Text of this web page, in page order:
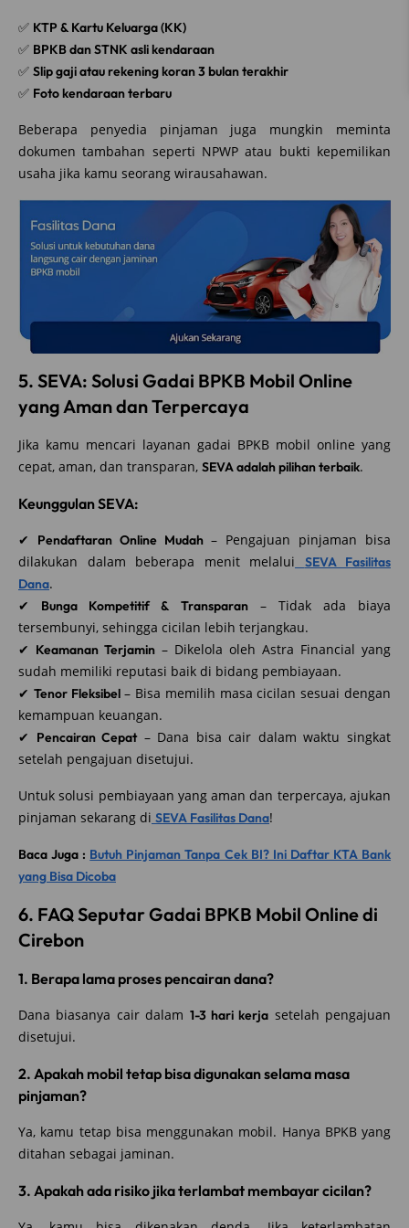
✅ KTP & Kartu Keluarga (KK)
✅ BPKB dan STNK asli kendaraan
✅ Slip gaji atau rekening koran 3 bulan terakhir
✅ Foto kendaraan terbaru
Beberapa penyedia pinjaman juga mungkin meminta
dokumen tambahan seperti NPWP atau bukti kepemilikan
usaha jika kamu seorang wirausahawan.
5. SEVA: Solusi Gadai BPKB Mobil Online
yang Aman dan Terpercaya
Jika kamu mencari layanan gadai BPKB mobil online yang
cepat, aman, dan transparan, SEVA adalah pilihan terbaik.
Keunggulan SEVA:
✔ Pendaftaran Online Mudah– Pengajuan pinjaman bisa
dilakukan dalam beberapa menit melalui
SEVA Fasilitas
Dana.
✔ Bunga Kompetitif & Transparan– Tidak ada biaya
tersembunyi, sehingga cicilan lebih terjangkau.
✔ Keamanan Terjamin – Dikelola oleh Astra Financial yang
sudah memiliki reputasi baik di bidang pembiayaan.
✔ Tenor Fleksibel– Bisa memilih masa cicilan sesuai dengan
kemampuan keuangan.
✔
Pencairan Cepat– Dana bisa cair dalam waktu singkat
setelah pengajuan disetujui.
Untuk solusi pembiayaan yang aman dan terpercaya, ajukan
pinjaman sekarang di SEVA Fasilitas Dana!
Baca Juga : Butuh Pinjaman Tanpa Cek BI? Ini Daftar KTA Bank
yang Bisa Dicoba
6. FAQ Seputar Gadai BPKB Mobil Online di
Cirebon
1. Berapa lama proses pencairan dana?
Dana biasanya cair dalam 1-3 hari kerja setelah pengajuan
disetujui.
2. Apakah mobil tetap bisa digunakan selama masa
pinjaman?
Ya, kamu tetap bisa menggunakan mobil. Hanya BPKB yang
ditahan sebagai jaminan.
3. Apakah ada risiko jika terlambat membayar cicilan?